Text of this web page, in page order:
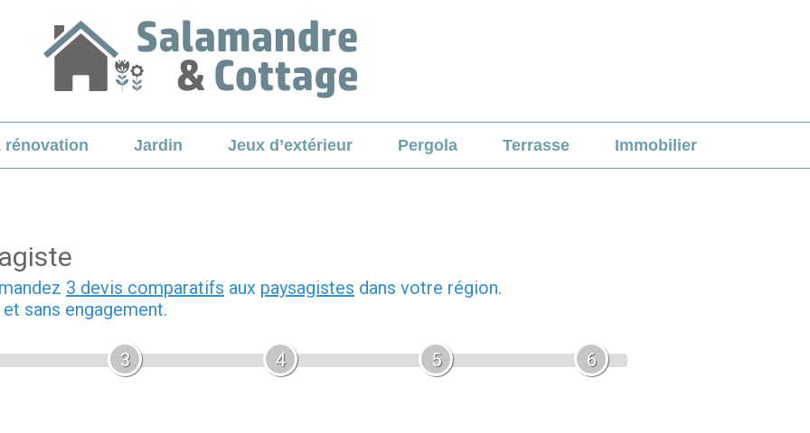
rénovation Jardin Jeux d’extérieur Pergola Terrasse Immobilier
3 devis comparatifs aux paysagistes dans votre région.
sans engagement.
3 4 5 6